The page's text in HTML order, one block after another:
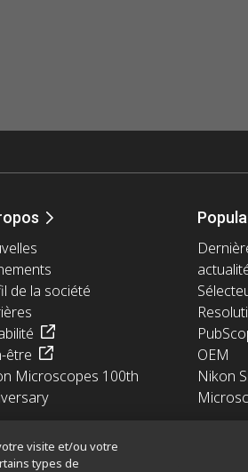
de la société
être
Microscopes 100th
OEM
Nikon
visite et/ou votre
types de